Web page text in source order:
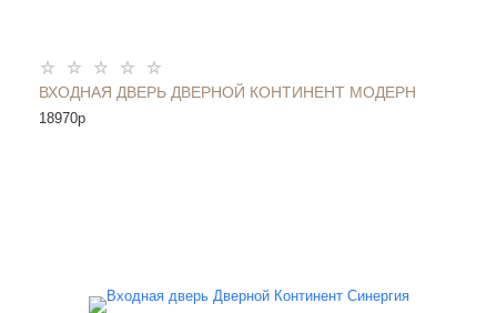
ВХОДНАЯ ДВЕРЬ ДВЕРНОЙ КОНТИНЕНТ МОДЕРН
18970p